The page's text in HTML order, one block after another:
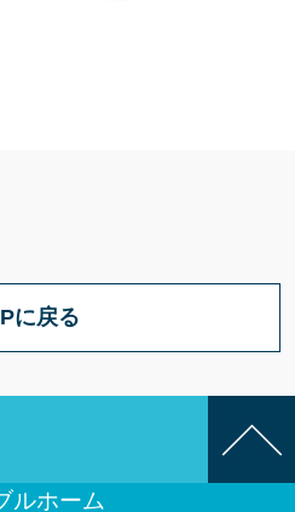
に戻る
ルホーム